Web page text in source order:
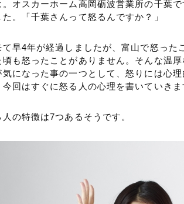
。オスカーホーム高岡砺波営業所の千葉
。「千葉さんって怒るんですか？」
早4年が経過しましたが、富山で怒った
も怒ったことがありません。そんな温
気になった事の一つとして、怒りには心
今回はすぐに怒る人の心理を書いていきま
の特徴は7つあるそうです。